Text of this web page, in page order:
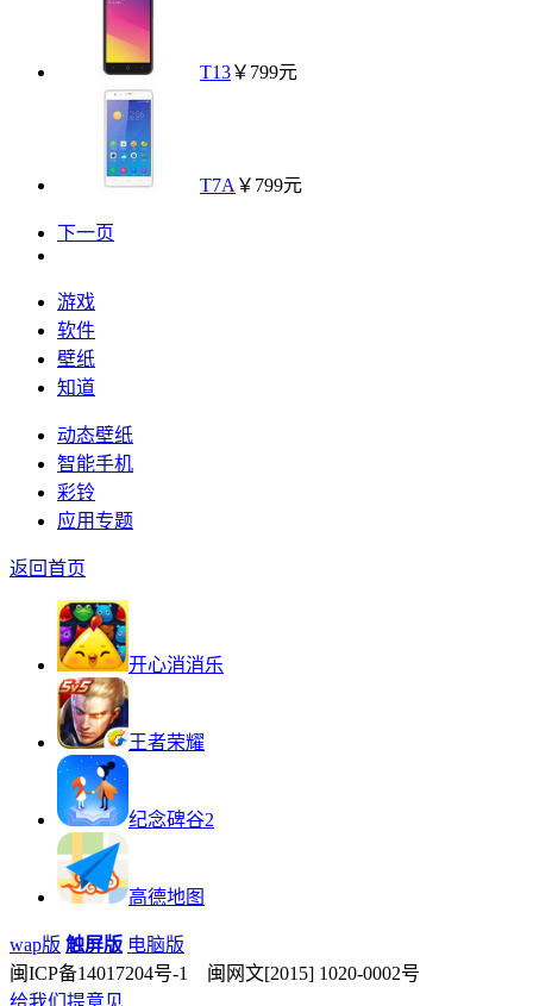
T13￥799元
T7A ￥799元
下一页
游戏
软件
壁纸
知道
动态壁纸
智能手机
彩铃
应用专题
返回首页
开心消消乐
王者荣耀
纪念碑谷2
高德地图
wap版 触屏版 电脑版
闽ICP备14017204号-1 闽网文[2015] 1020-0002号
给我们提意见